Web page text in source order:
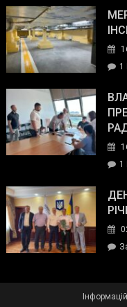
1
1